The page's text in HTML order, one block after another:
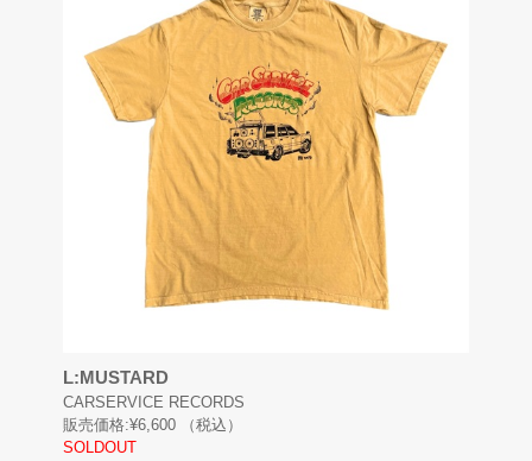
L:MUSTARD
CARSERVICE RECORDS
販売価格:¥6,600
（税込）
SOLDOUT